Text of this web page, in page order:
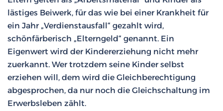
lästiges Beiwerk, für das wie bei einer Krankheit für
ein Jahr „Verdienstausfall“ gezahlt wird,
schönfärberisch „Elterngeld“ genannt. Ein
Eigenwert wird der Kindererziehung nicht mehr
zuerkannt. Wer trotzdem seine Kinder selbst
erziehen will, dem wird die Gleichberechtigung
abgesprochen, da nur noch die Gleichschaltung im
Erwerbsleben zählt.